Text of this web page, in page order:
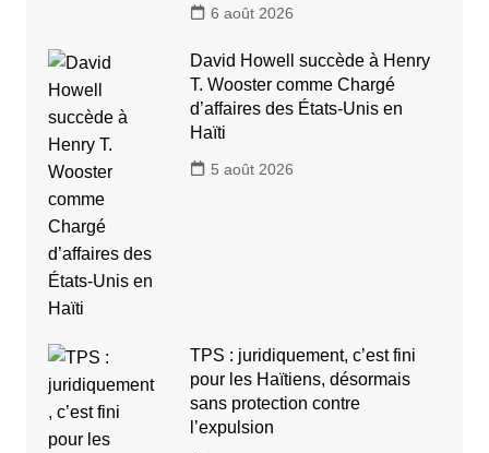
6 août 2026
David Howell succède à Henry
T. Wooster comme Chargé
d’affaires des États-Unis en
Haïti
5 août 2026
TPS : juridiquement, c’est fini
pour les Haïtiens, désormais
sans protection contre
l’expulsion